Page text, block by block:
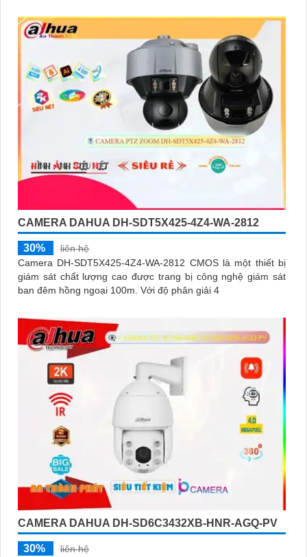
CAMERA DAHUA DH-SDT5X425-4Z4-WA-2812
30%
liên hệ
Camera DH-SDT5X425-4Z4-WA-2812 CMOS là một thiết bị
giám sát chất lượng cao được trang bị công nghệ giám sát
ban đêm hồng ngoại 100m. Với độ phân giải 4
CAMERA DAHUA DH-SD6C3432XB-HNR-AGQ-PV
30%
liên hệ